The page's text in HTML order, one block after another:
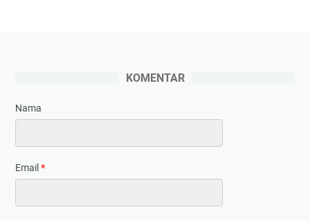
KOMENTAR
Nama
Email *